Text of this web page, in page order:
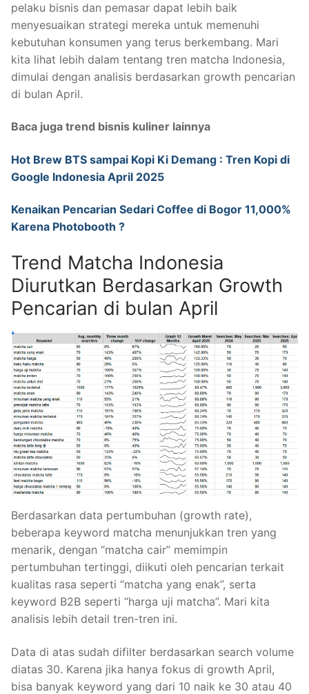
pelaku bisnis dan pemasar dapat lebih baik
menyesuaikan strategi mereka untuk memenuhi
kebutuhan konsumen yang terus berkembang. Mari
kita lihat lebih dalam tentang tren matcha Indonesia,
dimulai dengan analisis berdasarkan growth pencarian
di bulan April.
Baca juga trend bisnis kuliner lainnya
Hot Brew BTS sampai Kopi Ki Demang : Tren Kopi di
Google Indonesia April 2025
Kenaikan Pencarian Sedari Coffee di Bogor 11,000%
Karena Photobooth ?
Trend Matcha Indonesia
Diurutkan Berdasarkan Growth
Pencarian di bulan April
Berdasarkan data pertumbuhan (growth rate),
beberapa keyword matcha menunjukkan tren yang
menarik, dengan “matcha cair” memimpin
pertumbuhan tertinggi, diikuti oleh pencarian terkait
kualitas rasa seperti “matcha yang enak”, serta
keyword B2B seperti “harga uji matcha”. Mari kita
analisis lebih detail tren-tren ini.
Data di atas sudah difilter berdasarkan search volume
diatas 30. Karena jika hanya fokus di growth April,
bisa banyak keyword yang dari 10 naik ke 30 atau 40